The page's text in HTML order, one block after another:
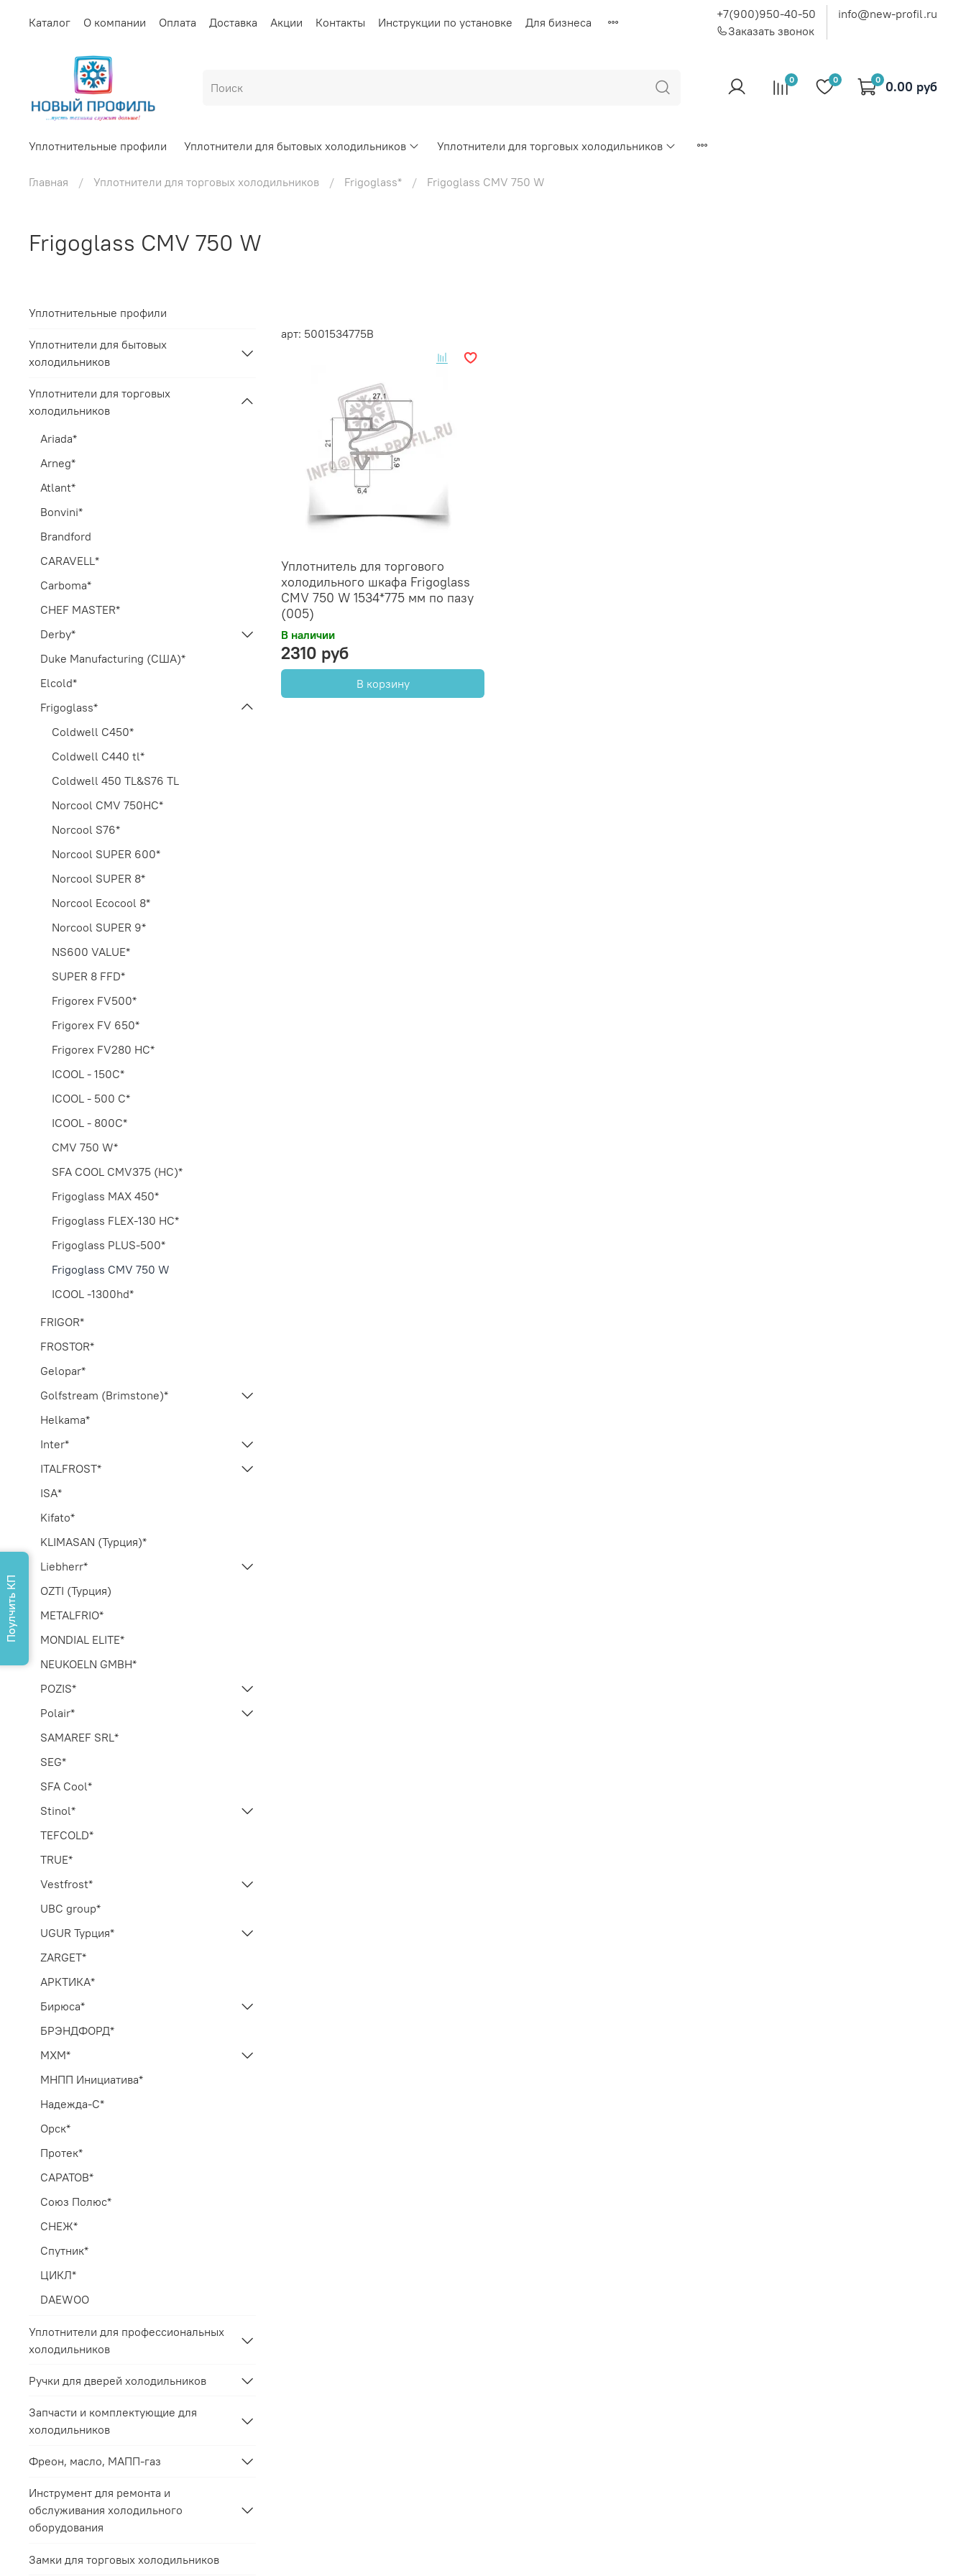
Каталог О компании Оплата Доставка Акции Контакты Инструкции по установке Для бизнеса
+7(900)950-40-50
Заказать звонок
info@new-profil.ru
0 0 0 0.00 руб
Уплотнительные профили Уплотнители для бытовых холодильников Уплотнители для торговых холодильников
Главная Уплотнители для торговых холодильников Frigoglass* Frigoglass CMV 750 W
Frigoglass CMV 750 W
арт: 5001534775B
Уплотнитель для торгового
холодильного шкафа Frigoglass
CMV 750 W 1534*775 мм по пазу
(005)
В наличии
2310 руб
В корзину
Уплотнительные профили
Уплотнители для бытовых
холодильников
Уплотнители для торговых
холодильников
Ariada*
Arneg*
Atlant*
Bonvini*
Brandford
CARAVELL*
Carboma*
CHEF MASTER*
Derby*
Duke Manufacturing (США)*
Elcold*
Frigoglass*
Coldwell C450*
Coldwell C440 tl*
Coldwell 450 TL&S76 TL
Norcool CMV 750HC*
Norcool S76*
Norcool SUPER 600*
Norcool SUPER 8*
Norcool Ecocool 8*
Norcool SUPER 9*
NS600 VALUE*
SUPER 8 FFD*
Frigorex FV500*
Frigorex FV 650*
Frigorex FV280 HC*
ICOOL - 150C*
ICOOL - 500 C*
ICOOL - 800C*
CMV 750 W*
SFA COOL CMV375 (HC)*
Frigoglass MAX 450*
Frigoglass FLEX-130 HC*
Frigoglass PLUS-500*
Frigoglass CMV 750 W
ICOOL -1300hd*
FRIGOR*
FROSTOR*
Gelopar*
Golfstream (Brimstone)*
Helkama*
Inter*
ITALFROST*
ISA*
Kifato*
KLIMASAN (Турция)*
Liebherr*
OZTI (Турция)
METALFRIO*
MONDIAL ELITE*
NEUKOELN GMBH*
POZIS*
Polair*
SAMAREF SRL*
SEG*
SFA Cool*
Stinol*
TEFCOLD*
TRUE*
Vestfrost*
UBC group*
UGUR Турция*
ZARGET*
АРКТИКА*
Бирюса*
БРЭНДФОРД*
МХМ*
МНПП Инициатива*
Надежда-С*
Орск*
Протек*
САРАТОВ*
Союз Полюс*
СНЕЖ*
Спутник*
ЦИКЛ*
DAEWOO
Уплотнители для профессиональных
холодильников
Ручки для дверей холодильников
Запчасти и комплектующие для
холодильников
Фреон, масло, МАПП-газ
Инструмент для ремонта и
обслуживания холодильного
оборудования
Замки для торговых холодильников
Поулчить КП